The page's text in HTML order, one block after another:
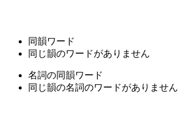
同韻ワード
同じ韻のワードがありません
名詞の同韻ワード
同じ韻の名詞のワードがありません